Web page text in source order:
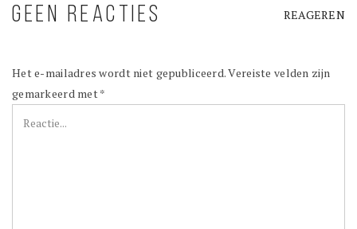
GEEN REACTIES REAGEREN
Het e-mailadres wordt niet gepubliceerd.Vereiste velden zijn
gemarkeerd met*